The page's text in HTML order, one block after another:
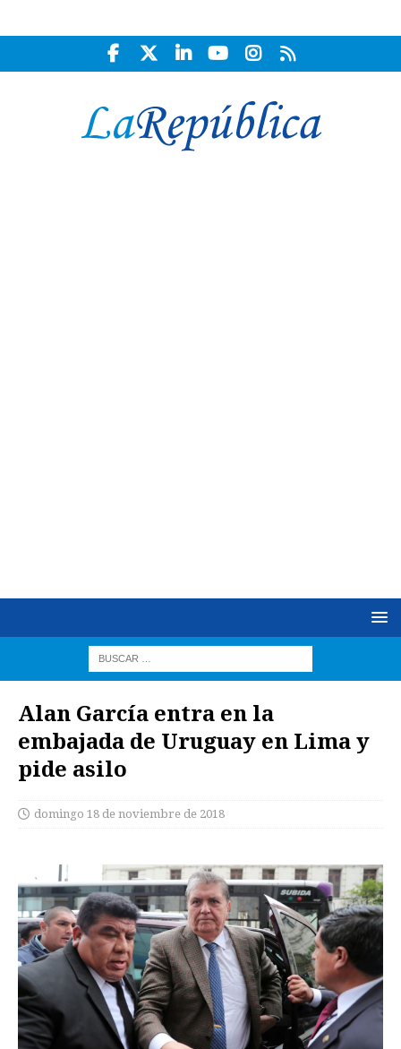
Alan García entra en la
embajada de Uruguay en Lima y
pide asilo
domingo 18 de noviembre de 2018